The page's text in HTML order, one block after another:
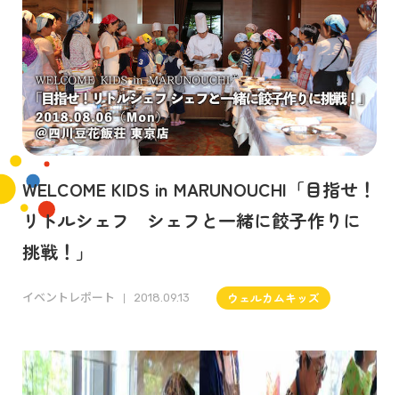
WELCOME KIDS in MARUNOUCHI「目指せ！
リトルシェフ シェフと一緒に餃子作りに
挑戦！」
イベントレポート 2018.09.13 ウェルカムキッズ